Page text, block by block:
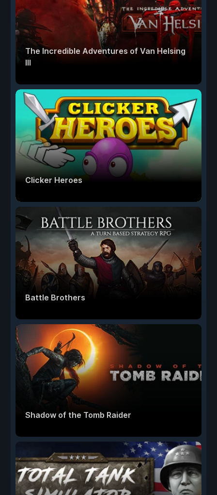
The Incredible Adventures of Van Helsing
III
Clicker Heroes
Battle Brothers
Shadow of the Tomb Raider